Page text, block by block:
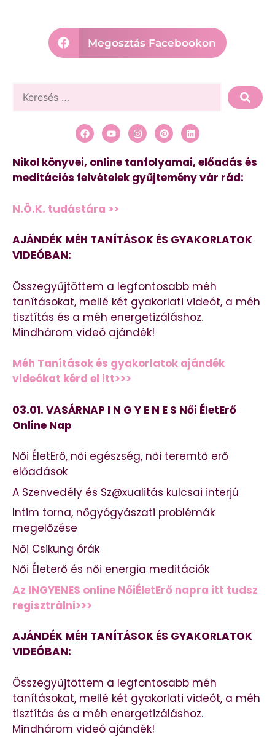
Megosztás Facebookon
Nikol könyvei, online tanfolyamai, előadás és
meditációs felvételek gyűjtemény vár rád:
N.Ö.K. tudástára >>
AJÁNDÉK MÉH TANÍTÁSOK ÉS GYAKORLATOK
VIDEÓBAN:
Összegyűjtöttem a legfontosabb méh
tanításokat, mellé két gyakorlati videót, a méh
tisztítás és a méh energetizáláshoz.
Mindhárom videó ajándék!
Méh Tanítások és gyakorlatok ajándék
videókat kérd el itt>>>
03.01. VASÁRNAP I N G Y E N E S Női ÉletErő
Online Nap
Női ÉletErő, női egészség, női teremtő erő
előadások
A Szenvedély és Sz@xualitás kulcsai interjú
Intim torna, nőgyógyászati problémák
megelőzése
Női Csikung órák
Női Életerő és női energia meditációk
Az INGYENES online NőiÉletErő napra itt tudsz
regisztrálni>>>
AJÁNDÉK MÉH TANÍTÁSOK ÉS GYAKORLATOK
VIDEÓBAN:
Összegyűjtöttem a legfontosabb méh
tanításokat, mellé két gyakorlati videót, a méh
tisztítás és a méh energetizáláshoz.
Mindhárom videó ajándék!